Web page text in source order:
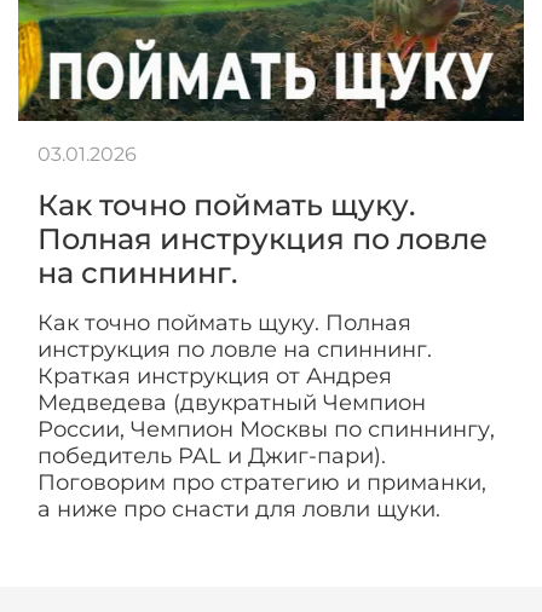
Как точно поймать щуку.
Полная инструкция по ловле
на спиннинг.
Как точно поймать щуку. Полная
инструкция по ловле на спиннинг.
Краткая инструкция от Андрея
Медведева (двукратный Чемпион
России, Чемпион Москвы по спиннингу,
победитель PAL и Джиг-пари).
Поговорим про стратегию и приманки,
а ниже про снасти для ловли щуки.
03.01.2026